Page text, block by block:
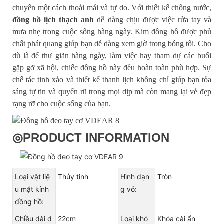
chuyển một cách thoải mái và tự do. Với thiết kế chống nước,
đồng hồ lịch thạch anh dễ dàng chịu được việc rửa tay và
mưa nhẹ trong cuộc sống hàng ngày. Kim đồng hồ được phủ
chất phát quang giúp bạn dễ dàng xem giờ trong bóng tối. Cho
dù là để thư giãn hàng ngày, làm việc hay tham dự các buổi
gặp gỡ xã hội, chiếc đồng hồ này đều hoàn toàn phù hợp. Sự
chế tác tinh xảo và thiết kế thanh lịch không chỉ giúp bạn tỏa
sáng tự tin và quyến rũ trong mọi dịp mà còn mang lại vẻ đẹp
rạng rỡ cho cuộc sống của bạn.
◎PRODUCT INFORMATION
Loại vật liệ
u mặt kính
đồng hồ:
Thủy tinh
Hình dạn
g vỏ:
Tròn
Chiều dài d
22cm
Loại khó
Khóa cài ẩn